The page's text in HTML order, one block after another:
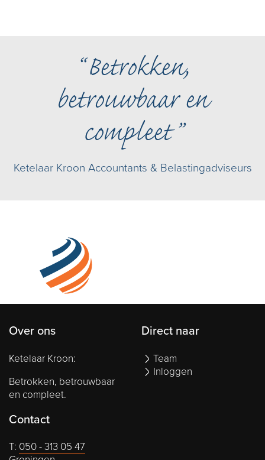
Betrokken,
betrouwbaar en
compleet
Ketelaar Kroon Accountants & Belastingadviseurs
Over ons
Ketelaar Kroon:
Betrokken, betrouwbaar
en compleet.
Direct naar
Team
Inloggen
Contact
T: 050 - 313 05 47